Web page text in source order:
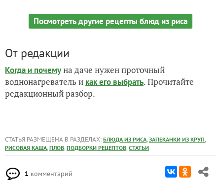
Посмотреть другие рецепты блюд из риса
От редакции
Когда и почемуна даче нужен проточный
воднонагреватель и как его выбрать. Прочитайте
редакционный разбор.
СТАТЬЯ РАЗМЕЩЕНА В РАЗДЕЛАХ: БЛЮДА ИЗ РИСА, ЗАПЕКАНКИ ИЗ КРУП,
РИСОВАЯ КАША, ПЛОВ, ПОДБОРКИ РЕЦЕПТОВ, СТАТЬИ
1 комментарий